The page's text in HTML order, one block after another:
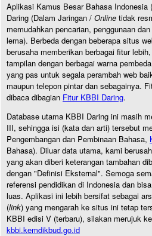
Aplikasi Kamus Besar Bahasa Indonesia
Daring (Dalam Jaringan / Online tidak
memudahkan pencarian, penggunaan
lema). Berbeda dengan beberapa situs
berusaha memberikan berbagai fitur
tampilan dengan berbagai warna
yang pas untuk segala perambah web
maupun telepon pintar dan sebagainya.
dibaca dibagian Fitur KBBI Daring.
Database utama KBBI Daring ini masih
III, sehingga isi (kata dan arti) tersebut
Pengembangan dan Pembinaan Bahasa,
Bahasa). Diluar data utama, kami
yang akan diberi keterangan tambahan
dengan "Definisi Eksternal". Semoga
referensi pendidikan di Indonesia dan
luas. Aplikasi ini lebih bersifat sebagai
(link) yang mengarah ke situs ini tetap
KBBI edisi V (terbaru), silakan merujuk
kbbi.kemdikbud.go.id